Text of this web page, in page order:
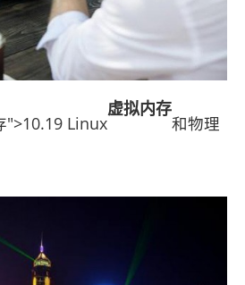
">10.19 Linux
虚拟内存
和物理